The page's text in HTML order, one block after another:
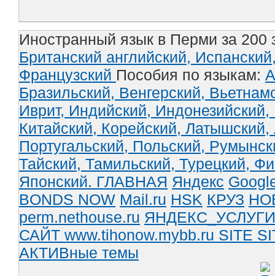
Иностранный язык в Перми за 200
Британский английский,
Французский Пособия по языкам:
Бразильский, Венгерский,
Иврит, Индийский, Индонезийский,
Китайский, Корейский, Латышский,
Португальский, Польский,
Тайский, Тамильский, Турецкий,
Японский. ГЛАВНАЯ Яндекс
BONDS NOW Mail.ru HSK КРУЗ
perm.nethouse.ru ЯНДЕКС_УСЛУГИ
САЙТ www.tihonow.mybb.ru SITE
АКТИВные темы